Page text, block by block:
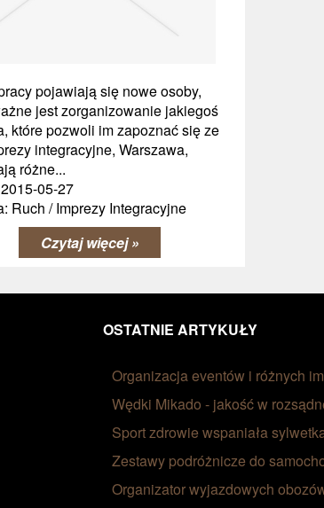
pojawiają się nowe osoby,
jest zorganizowanie jakiegoś
które pozwoli im zapoznać się ze
integracyjne, Warszawa,
różne...
05-27
Ruch / Imprezy Integracyjne
Czytaj więcej »
OSTATNIE ARTYKUŁY
Organizacja eventów i różnych
Wędki Mikado - jakość w
Sport zdrowie wspaniała
Zestawy podróżnicze do
Organizator wyjazdowych